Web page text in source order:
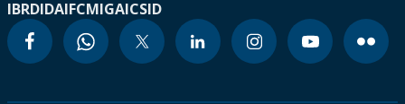
IBRDIDAIFCMIGAICSID